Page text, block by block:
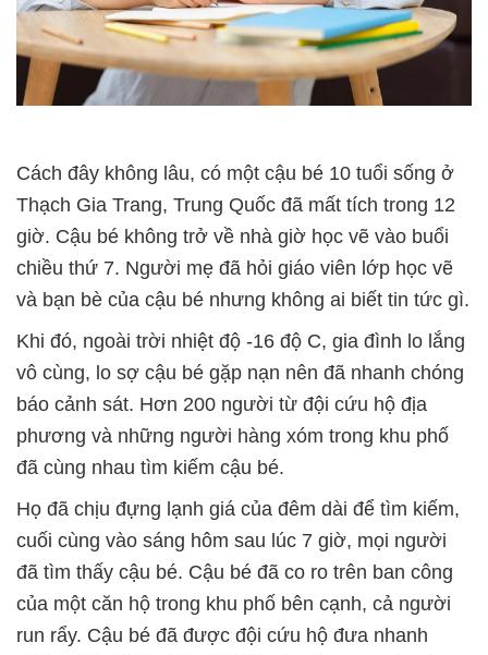
Cách đây không lâu, có một cậu bé 10 tuổi sống ở
Thạch Gia Trang, Trung Quốc đã mất tích trong 12
giờ. Cậu bé không trở về nhà giờ học vẽ vào buổi
chiều thứ 7. Người mẹ đã hỏi giáo viên lớp học vẽ
và bạn bè của cậu bé nhưng không ai biết tin tức gì.
Khi đó, ngoài trời nhiệt độ -16 độ C, gia đình lo lắng
vô cùng, lo sợ cậu bé gặp nạn nên đã nhanh chóng
báo cảnh sát. Hơn 200 người từ đội cứu hộ địa
phương và những người hàng xóm trong khu phố
đã cùng nhau tìm kiếm cậu bé.
Họ đã chịu đựng lạnh giá của đêm dài để tìm kiếm,
cuối cùng vào sáng hôm sau lúc 7 giờ, mọi người
đã tìm thấy cậu bé. Cậu bé đã co ro trên ban công
của một căn hộ trong khu phố bên cạnh, cả người
run rẩy. Cậu bé đã được đội cứu hộ đưa nhanh